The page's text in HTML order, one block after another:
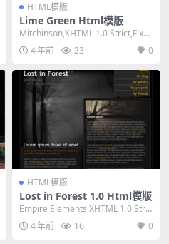
HTML模版
Lime Green Html模版
Mitchinson,XHTML 1.0 Strict,Fixed
Width,...
4 年前 23 0
HTML模版
Lost in Forest 1.0 Html模版
Empire Elements,XHTML 1.0 Stric
t,Fixed W...
4 年前 16 0